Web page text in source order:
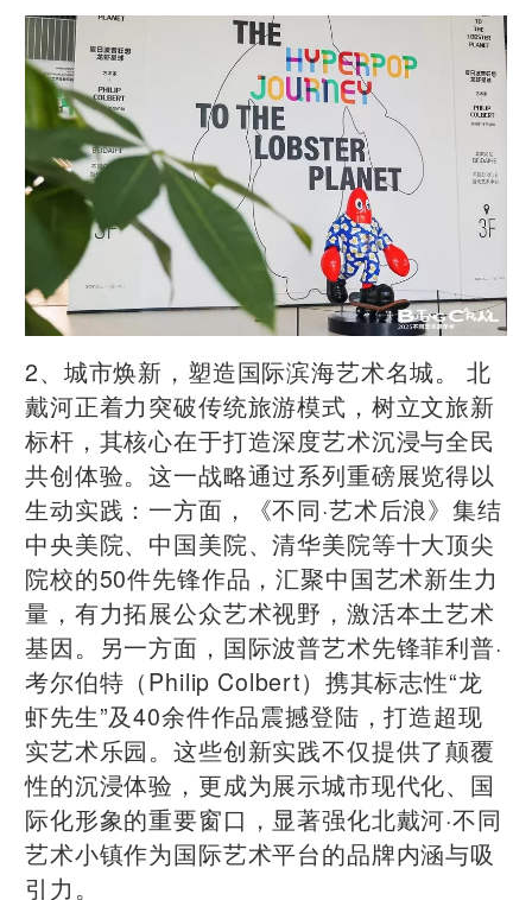
2、城市焕新，塑造国际滨海艺术名城。 北
戴河正着力突破传统旅游模式，树立文旅新
标杆，其核心在于打造深度艺术沉浸与全民
共创体验。这一战略通过系列重磅展览得以
生动实践：一方面，《不同·艺术后浪》集结
中央美院、中国美院、清华美院等十大顶尖
院校的50件先锋作品，汇聚中国艺术新生力
量，有力拓展公众艺术视野，激活本土艺术
基因。另一方面，国际波普艺术先锋菲利普·
考尔伯特（Philip Colbert）携其标志性“龙
虾先生”及40余件作品震撼登陆，打造超现
实艺术乐园。这些创新实践不仅提供了颠覆
性的沉浸体验，更成为展示城市现代化、国
际化形象的重要窗口，显著强化北戴河·不同
艺术小镇作为国际艺术平台的品牌内涵与吸
引力。